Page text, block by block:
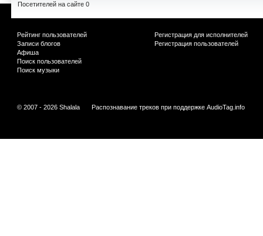
Посетителей на сайте 0
Рейтинг пользователей
Записи блогов
Афиша
Поиск пользователей
Поиск музыки
Регистрация для исполнителей
Регистрация пользователей
© 2007 - 2026 Shalala Распознавание треков при поддержке AudioTag.info